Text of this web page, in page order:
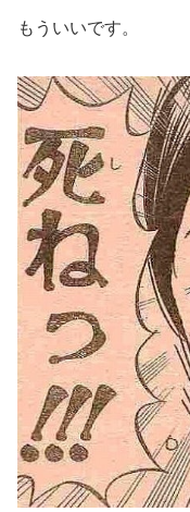
もういいです。